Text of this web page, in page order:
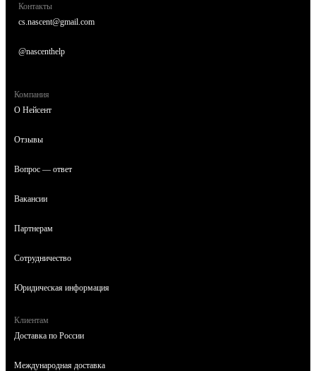
Контакты
cs.nascent@gmail.com
@nascenthelp
Компания
О Нейсент
Отзывы
Вопрос — ответ
Вакансии
Партнерам
Сотрудничество
Юридическая информация
Клиентам
Доставка по России
Международная доставка